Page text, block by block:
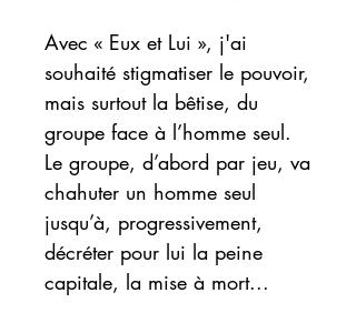
Avec « Eux et Lui », j'ai
souhaité stigmatiser le pouvoir,
mais surtout la bêtise, du
groupe face à l’homme seul.
Le groupe, d’abord par jeu, va
chahuter un homme seul
jusqu’à, progressivement,
décréter pour lui la peine
capitale, la mise à mort...